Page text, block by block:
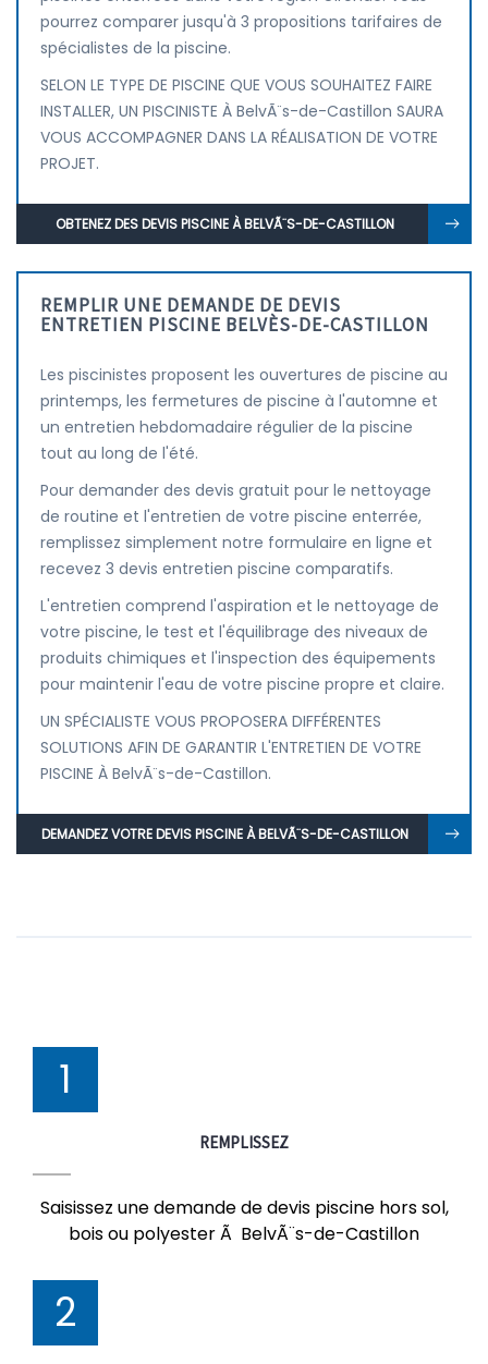
pourrez comparer jusqu'à 3 propositions tarifaires de
spécialistes de la piscine.
SELON LE TYPE DE PISCINE QUE VOUS SOUHAITEZ FAIRE
INSTALLER, UN PISCINISTE À BelvÃ¨s-de-Castillon SAURA
VOUS ACCOMPAGNER DANS LA RÉALISATION DE VOTRE
PROJET.
OBTENEZ DES DEVIS PISCINE À BELVÃ¨S-DE-CASTILLON
REMPLIR UNE DEMANDE DE DEVIS
ENTRETIEN PISCINE BELVÈS-DE-CASTILLON
Les piscinistes proposent les ouvertures de piscine au
printemps, les fermetures de piscine à l'automne et
un entretien hebdomadaire régulier de la piscine
tout au long de l'été.
Pour demander des devis gratuit pour le nettoyage
de routine et l'entretien de votre piscine enterrée,
remplissez simplement notre formulaire en ligne et
recevez 3 devis entretien piscine comparatifs.
L'entretien comprend l'aspiration et le nettoyage de
votre piscine, le test et l'équilibrage des niveaux de
produits chimiques et l'inspection des équipements
pour maintenir l'eau de votre piscine propre et claire.
UN SPÉCIALISTE VOUS PROPOSERA DIFFÉRENTES
SOLUTIONS AFIN DE GARANTIR L'ENTRETIEN DE VOTRE
PISCINE À BelvÃ¨s-de-Castillon.
DEMANDEZ VOTRE DEVIS PISCINE À BELVÃ¨S-DE-CASTILLON
1
REMPLISSEZ
Saisissez une demande de devis piscine hors sol,
bois ou polyester Ã BelvÃ¨s-de-Castillon
2